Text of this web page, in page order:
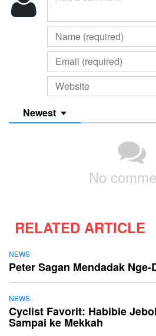
Newest
No
RELATED ARTICLE
NEWS
Peter Sagan Mendadak Nge-
NEWS
Cyclist Favorit: Habibie
Sampai ke Mekkah